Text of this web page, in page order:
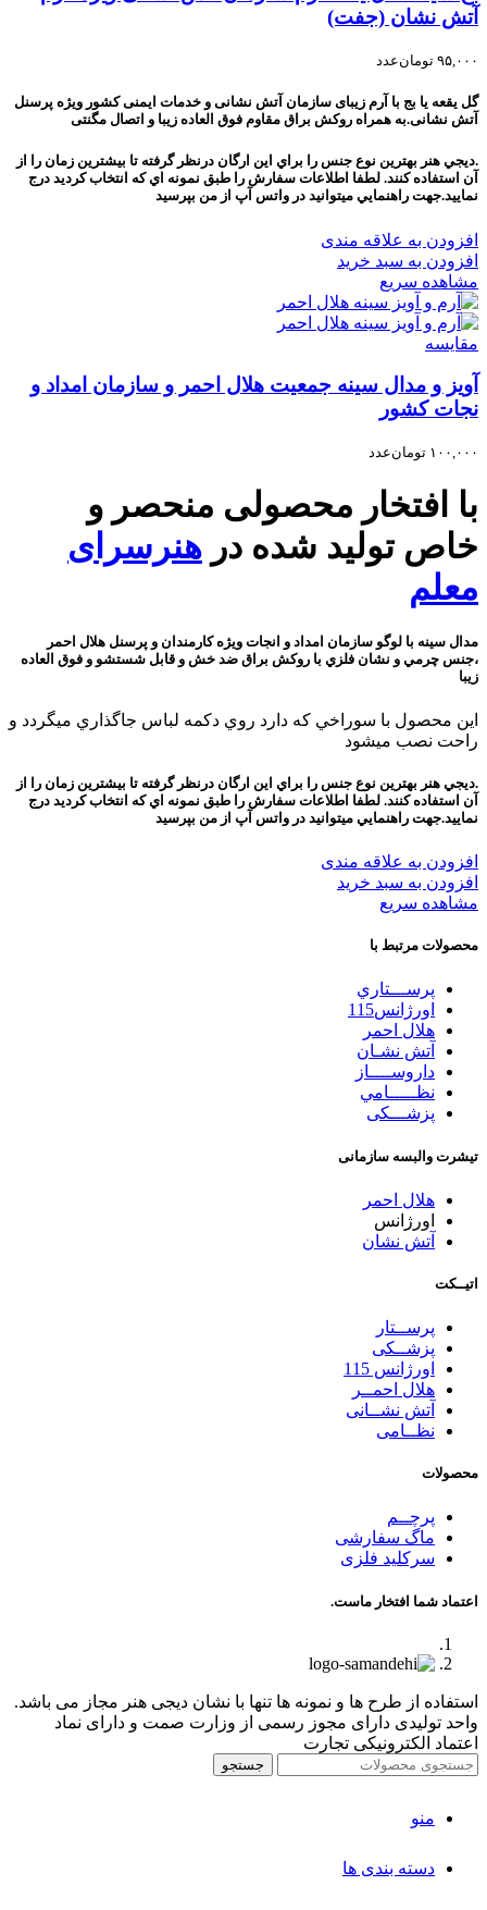
آتش نشان (جفت)
۹۵,۰۰۰ تومانعدد
گل یقعه یا بج با آرم زیبای سازمان آتش نشانی و خدمات ایمنی کشور ویژه پرسنل
آتش نشانی.به همراه روکش براق مقاوم فوق العاده زیبا و اتصال مگنتی
.ديجي هنر بهترين نوع جنس را براي اين ارگان درنظر گرفته تا بيشترين زمان را از
آن استفاده کنند. لطفا اطلاعات سفارش را طبق نمونه اي که انتخاب کرديد درج
نماييد.جهت راهنمايي ميتوانيد در واتس آپ از من بپرسيد
افزودن به علاقه مندی
افزودن به سبد خرید
مشاهده سریع
مقایسه
آویز و مدال سینه جمعیت هلال احمر و سازمان امداد و
نجات کشور
۱۰۰,۰۰۰ تومانعدد
با افتخار محصولی منحصر و
خاص تولید شده در هنرسرای
معلم
مدال سينه با لوگو سازمان امداد و انجات ويژه کارمندان و پرسنل هلال احمر
،جنس چرمي و نشان فلزي با روکش براق ضد خش و قابل شستشو و فوق العاده
زيبا
اين محصول با سوراخي که دارد روي دکمه لباس جاگذاري ميگردد و
راحت نصب ميشود
.ديجي هنر بهترين نوع جنس را براي اين ارگان درنظر گرفته تا بيشترين زمان را از
آن استفاده کنند. لطفا اطلاعات سفارش را طبق نمونه اي که انتخاب کرديد درج
نماييد.جهت راهنمايي ميتوانيد در واتس آپ از من بپرسيد
افزودن به علاقه مندی
افزودن به سبد خرید
مشاهده سریع
محصولات مرتبط با
پرســـتاري
اورژانس115
هلال احمر
آتش نشـان
داروســــاز
نظـــــامي
پزشـــکی
تیشرت والبسه سازمانی
هلال احمر
اورژانس
آتش نشان
اتیــکت
پرســتار
پزشــکی
اورژانس 115
هلال احمــر
آتش نشــانی
نظــامی
محصولات
پرچــم
ماگ سفارشی
سرکلید فلزی
اعتماد شما افتخار ماست.
استفاده از طرح ها و نمونه ها تنها با نشان دیجی هنر مجاز می باشد.
واحد تولیدی دارای مجوز رسمی از وزارت صمت و دارای نماد
اعتماد الکترونیکی تجارت
جستجو
منو
دسته بندی ها